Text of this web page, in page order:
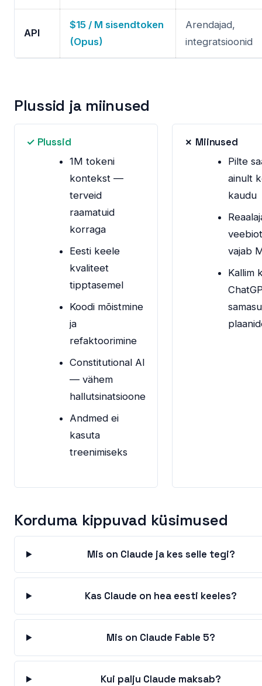
API
$15 / M sisendtoken
(Opus)
Arendajad,
integratsioonid
Plussid ja miinused
✓ Plussid
1M tokeni
kontekst —
terveid
raamatuid
korraga
Eesti keele
kvaliteet
tipptasemel
Koodi mõistmine
ja
refaktoorimine
Constitutional AI
— vähem
hallutsinatsioone
Andmed ei
kasuta
treenimiseks
✗ Miinused
Pilte
ainult
kaudu
vajab
Kallim
Korduma kippuvad küsimused
Mis on Claude ja kes selle tegi?
Kas Claude on hea eesti keeles?
Mis on Claude Fable 5?
Kui palju Claude maksab?